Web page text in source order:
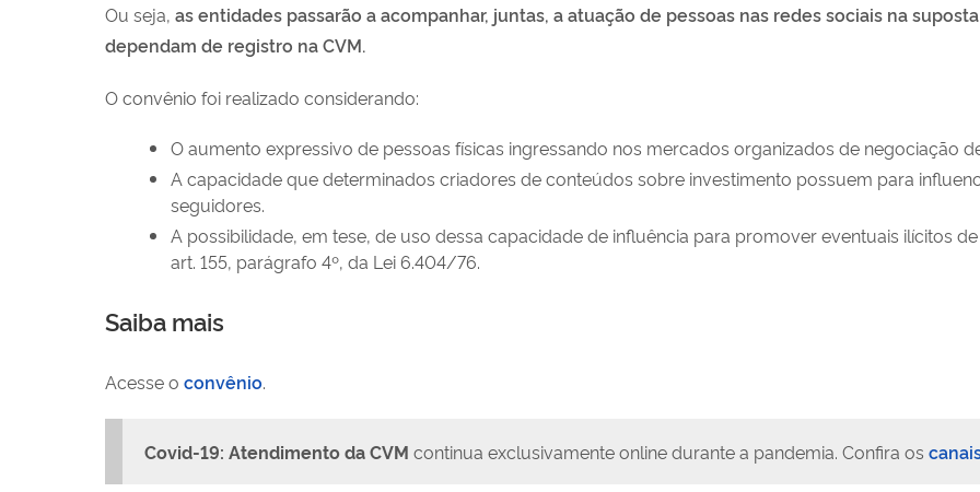
Ou seja, as entidades passarão a acompanhar, juntas, a atuação de pessoas nas redes sociais na
dependam de registro na CVM.
O convênio foi realizado considerando:
O aumento expressivo de pessoas físicas ingressando nos mercados organizados de negociação
A capacidade que determinados criadores de conteúdos sobre investimento possuem para
seguidores.
A possibilidade, em tese, de uso dessa capacidade de influência para promover eventuais ilícitos
art. 155, parágrafo 4º, da Lei 6.404/76.
Saiba mais
Acesse o convênio.
Covid-19: Atendimento da CVM continua exclusivamente online durante a pandemia. Confira os